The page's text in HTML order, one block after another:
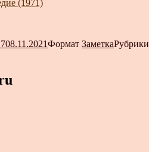
(1971)
08.11.2021Формат ЗаметкаРубрики